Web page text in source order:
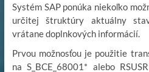
Systém SAP ponúka niekoľko
určitej štruktúry aktuálny
vrátane doplnkových informácií.
Prvou možnosťou je použitie
na S_BCE_68001* alebo